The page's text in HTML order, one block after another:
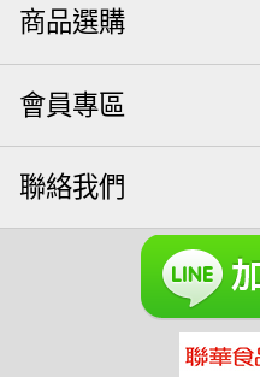
【萬歲牌】每日堅果系
杏仁 芥末 可樂果
蜜汁腰果
三角飯糰 全聯 南瓜
元氣什穀堅果飲
海苔 芥末味
開心果 萬歲牌 全聯
黑豆 小包裝
Diy飯糰
商品選購
會員專區
聯絡我們